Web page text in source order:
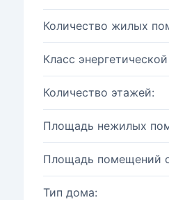
Количество жилых
Класс
Количество этажей:
Площадь нежилых
Площадь помещений
Тип дома: